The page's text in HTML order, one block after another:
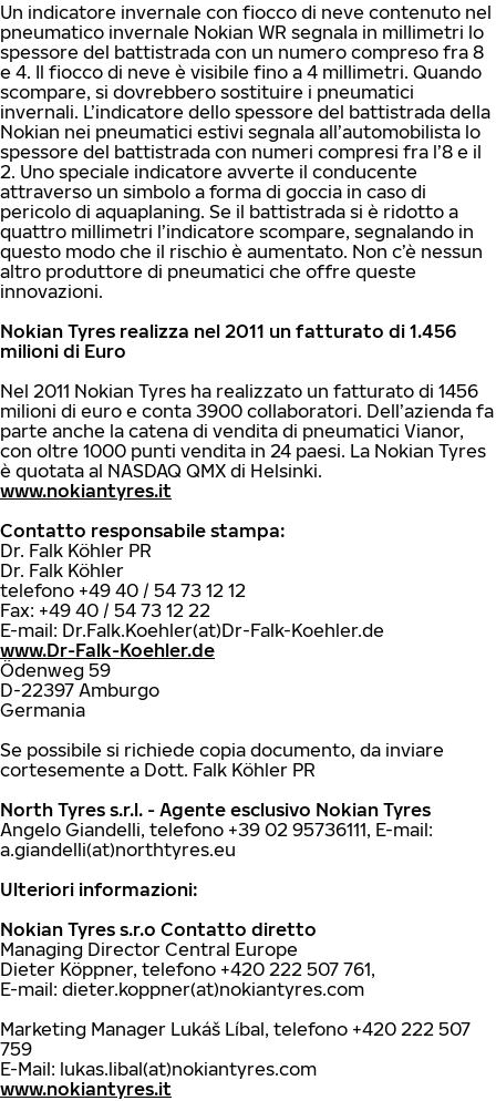
Un indicatore invernale con fiocco di neve contenuto nel
pneumatico invernale Nokian WR segnala in millimetri lo
spessore del battistrada con un numero compreso fra 8
e 4. Il fiocco di neve è visibile fino a 4 millimetri. Quando
scompare, si dovrebbero sostituire i pneumatici
invernali. L’indicatore dello spessore del battistrada della
Nokian nei pneumatici estivi segnala all’automobilista lo
spessore del battistrada con numeri compresi fra l’8 e il
2. Uno speciale indicatore avverte il conducente
attraverso un simbolo a forma di goccia in caso di
pericolo di aquaplaning. Se il battistrada si è ridotto a
quattro millimetri l’indicatore scompare, segnalando in
questo modo che il rischio è aumentato. Non c’è nessun
altro produttore di pneumatici che offre queste
innovazioni.
Nokian Tyres realizza nel 2011 un fatturato di 1.456
milioni di Euro
Nel 2011 Nokian Tyres ha realizzato un fatturato di 1456
milioni di euro e conta 3900 collaboratori. Dell’azienda fa
parte anche la catena di vendita di pneumatici Vianor,
con oltre 1000 punti vendita in 24 paesi. La Nokian Tyres
è quotata al NASDAQ QMX di Helsinki.
www.nokiantyres.it
Contatto responsabile stampa:
Dr. Falk Köhler PR
Dr. Falk Köhler
telefono +49 40 / 54 73 12 12
Fax: +49 40 / 54 73 12 22
E-mail: Dr.Falk.Koehler(at)Dr-Falk-Koehler.de
www.Dr-Falk-Koehler.de
Ödenweg 59
D-22397 Amburgo
Germania
Se possibile si richiede copia documento, da inviare
cortesemente a Dott. Falk Köhler PR
North Tyres s.r.l. - Agente esclusivo Nokian Tyres
Angelo Giandelli, telefono +39 02 95736111, E-mail:
a.giandelli(at)northtyres.eu
Ulteriori informazioni:
Nokian Tyres s.r.o Contatto diretto
Managing Director Central Europe
Dieter Köppner, telefono +420 222 507 761,
E-mail: dieter.koppner(at)nokiantyres.com
Marketing Manager Lukáš Líbal, telefono +420 222 507
759
E-Mail: lukas.libal(at)nokiantyres.com
www.nokiantyres.it